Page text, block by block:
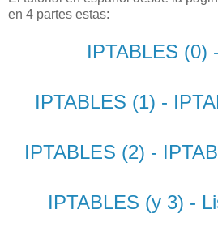
en 4 partes estas:
IPTABLES (0)
IPTABLES (1) -
IPTABLES (2) -
IPTABLES (y 3) -